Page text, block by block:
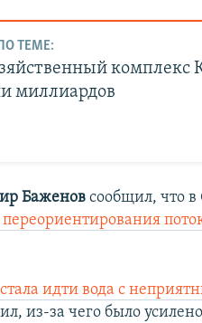
ТЕМЕ:
комплекс
миллиардов
Баженовсообщил, что
переориентирования
идти вода с
из-за чего было